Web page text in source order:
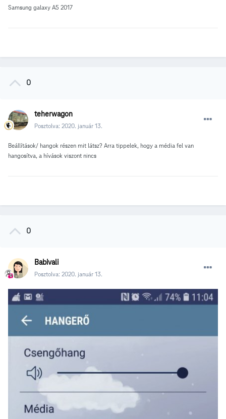
Samsung galaxy A5 2017
0
teherwagon
Posztolva: 2020. január 13.
Beállítások/ hangok részen mit látsz? Arra tippelek, hogy a média fel van
hangosítva, a hívások viszont nincs
0
Babivali
Posztolva: 2020. január 13.